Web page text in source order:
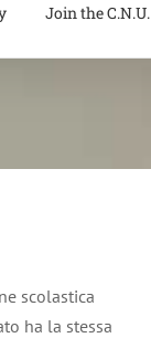
Join the C.N.U.
scolastica
ha la stessa